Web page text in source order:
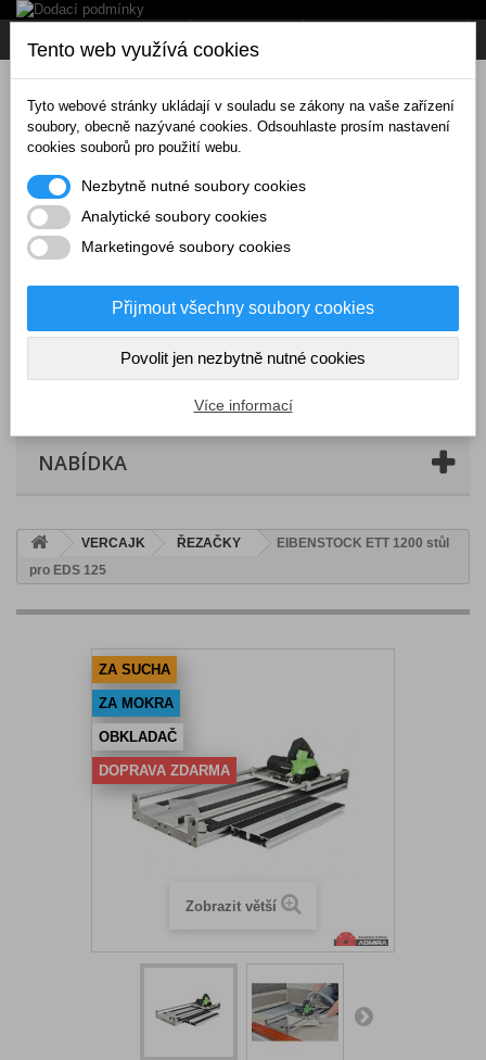
Košík (prázdný)
NABÍDKA
VERCAJK ŘEZAČKY
EIBENSTOCK ETT 1200 stůl
pro EDS 125
ZA SUCHA
ZA MOKRA
OBKLADAČ
DOPRAVA ZDARMA
Zobrazit větší
Tento web využívá cookies
Tyto webové stránky ukládají v souladu se zákony na vaše zařízení
soubory, obecně nazývané cookies. Odsouhlaste prosím nastavení
cookies souborů pro použití webu.
Nezbytně nutné soubory cookies
Analytické soubory cookies
Marketingové soubory cookies
Přijmout všechny soubory cookies
Povolit jen nezbytně nutné cookies
Více informací